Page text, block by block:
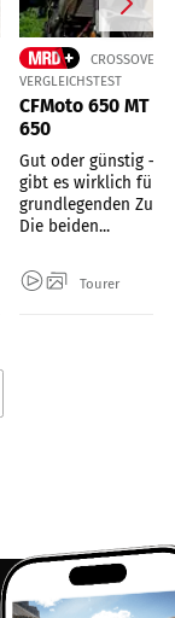
CROSSOVER-
VERGLEICHSTEST
CFMoto 650 MT
650
Gut oder günstig –
gibt es wirklich fürs
grundlegenden
Die beiden...
Tourer